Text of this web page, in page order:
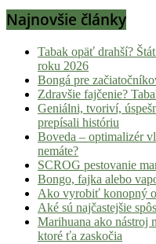
Najnovšie články
Tabak opäť drahší?
roku 2026
Bongá pre
Zdravšie fajčenie?
Geniálni, tvoriví,
prepísali históriu
Boveda – optimalizér
nemáte?
SCROG pestovanie
Bongo, fajka alebo
Ako vyrobiť konopný
Aké sú najčastejšie
Marihuana ako nástroj
ktoré ťa zaskočia